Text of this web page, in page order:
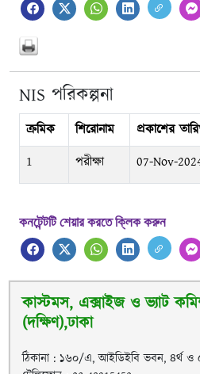
NIS পরিকল্পনা
ক্রমিক শিরোনাম প্রকাশের
1
পরীক্ষা 07-Nov-
কনটেন্টটি শেয়ার করতে ক্লিক করুন
কাস্টমস, এক্সাইজ ও ভ্যাট
(দক্ষিণ),ঢাকা
ঠিকানা : ১৬০/এ, আইডিইবি ভবন, ৪র্থ ও